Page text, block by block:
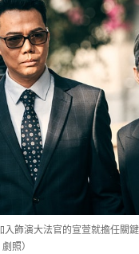
入飾演大法官的宣萱就擔任關
照）